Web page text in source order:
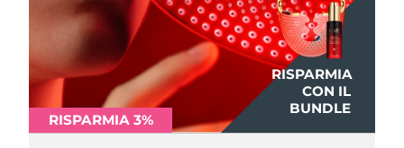
RISPARMIA
CON IL
BUNDLE
RISPARMIA 3%
RAS di Macao Consegna stimata8/13/26
Malaysia Consegna stimata8/14/26
Malta Consegna stimata